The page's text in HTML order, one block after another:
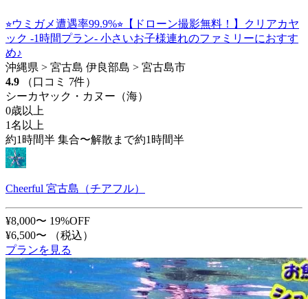
⭐︎ウミガメ遭遇率99.9%⭐︎【ドローン撮影無料！】クリアカヤ
ック -1時間プラン- 小さいお子様連れのファミリーにおすす
め♪
沖縄県 > 宮古島 伊良部島 > 宮古島市
4.9
（口コミ 7件）
シーカヤック・カヌー（海）
0歳以上
1名以上
約1時間半 集合〜解散まで約1時間半
Cheerful 宮古島（チアフル）
¥8,000〜 19%OFF
¥6,500〜
（税込）
プランを見る